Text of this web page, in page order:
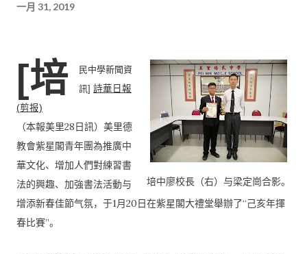
一月 31, 2019
培中廖校長（右）与梁定崗合影。
[培
民中學新聞資
訊] 詩華日報
(剪报)
（本報美里28日訊）美里德
教會紫星閣青年團為推廣中
華文化、 增加人們對練習書
法的興趣、加強書法活動与
增添新春佳節气氛， 于1月20日在紫星閣大禮堂舉辦了“己亥年揮
春比賽”。